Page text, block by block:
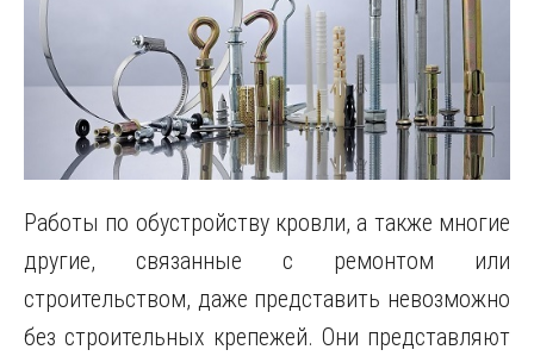
Работы по обустройству кровли, а также многие
другие, связанные с ремонтом или
строительством, даже представить невозможно
без строительных крепежей. Они представляют